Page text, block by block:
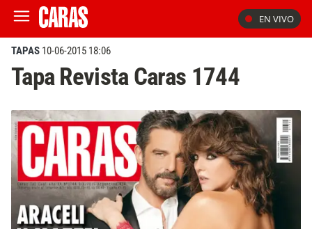
EN VIVO
TAPAS 10-06-2015 18:06
Tapa Revista Caras 1744